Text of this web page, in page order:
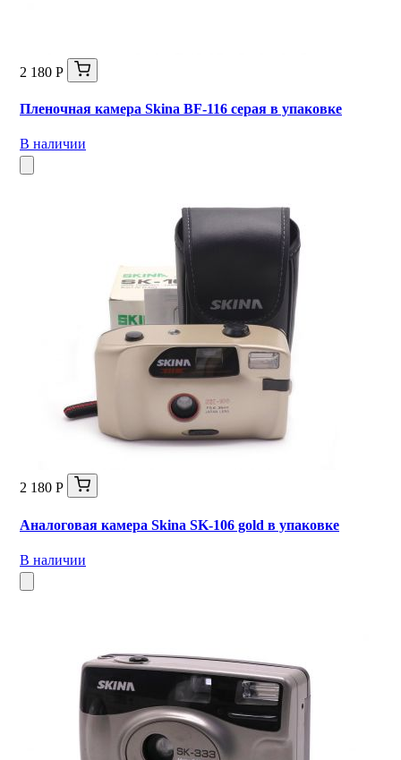
2 180 Р
Пленочная камера Skina BF-116 серая в упаковке
В наличии
2 180 Р
Аналоговая камера Skina SK-106 gold в упаковке
В наличии